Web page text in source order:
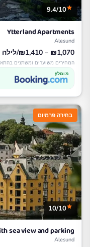
9.4/10
Ytterland Apartments
Alesund
₪1,070 – ₪1,410/לילה
המחירים משוערים ומשתנים
מומלץ
בחירה פרמיום
10/10
sea view and parking
Alesund